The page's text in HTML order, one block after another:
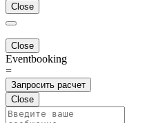
Close
Close
Eventbooking
=
Запросить расчет
Close